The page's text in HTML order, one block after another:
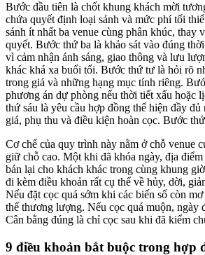
Bước đầu tiên là chốt khung khách mời
chứa quyết định loại sảnh và mức phí tối
sánh ít nhất ba venue cùng phân khúc, thay
quyết. Bước thứ ba là khảo sát vào đúng
vì cảm nhận ánh sáng, giao thông và lưu
khác khá xa buổi tối. Bước thứ tư là hỏi rõ
trong giá và những hạng mục tính riêng.
phương án dự phòng nếu thời tiết xấu hoặc
thứ sáu là yêu cầu hợp đồng thể hiện đầy
giá, phụ thu và điều kiện hoàn cọc. Bước
Cơ chế của quy trình này nằm ở chỗ venue
giữ chỗ cao. Một khi đã khóa ngày, địa
bán lại cho khách khác trong cùng khung
đi kèm điều khoản rất cụ thể về hủy, dời,
Nếu đặt cọc quá sớm khi các biến số còn
thế thương lượng. Nếu cọc quá muộn, ngày
Cân bằng đúng là chỉ cọc sau khi đã kiểm
9 điều khoản bắt buộc trong hợp